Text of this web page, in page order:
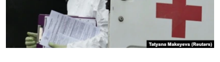
ПОБЕДИТЕЛЕЙ НЕ СУДЯТ?
КРЫМ.НЕПОКОРЕННЫЙ
ELIFBE
ПРИСОЕДИНЯЙТЕСЬ!